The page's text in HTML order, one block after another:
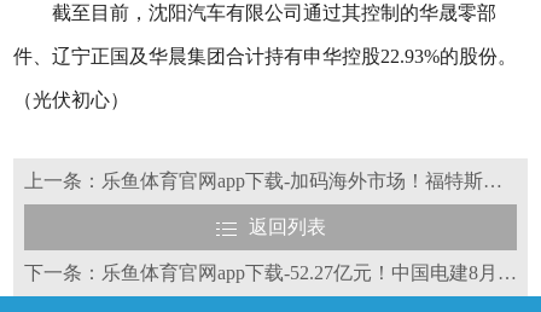
截至目前，沈阳汽车有限公司通过其控制的华晟零部
件、辽宁正国及华晨集团合计持有申华控股22.93%的股份。
（光伏初心）
上一条：乐鱼体育官网app下载-加码海外市场！福特斯变更募投项目
返回列表
下一条：乐鱼体育官网app下载-52.27亿元！中国电建8月再签5大光伏项目